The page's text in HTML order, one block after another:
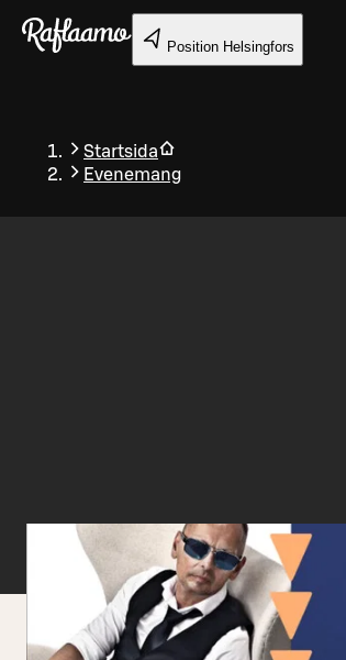
Gå till huvudinnehållet
Position Helsingfors
Startsida
Evenemang
Tillbaka